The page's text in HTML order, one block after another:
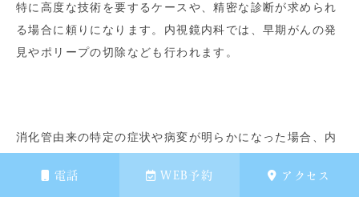
電話 WEB予約 アクセス
特に高度な技術を要するケースや、精密な診断が求められ
る場合に頼りになります。内視鏡内科では、早期がんの発
見やポリープの切除なども行われます。
消化管由来の特定の症状や病変が明らかになった場合、内